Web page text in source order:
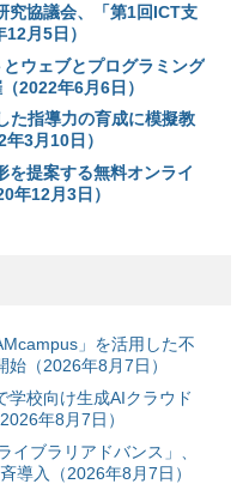
究協議会、「第1回ICT支
月5日）
ウェブとプログラミング
2022年6月6日）
た指導力の育成に模擬教
3月10日）
を提案する無料オンライ
年12月3日）
」を活用した不
（2026年8月7日）
学校向け生成AIクラウド
年8月7日）
イブラリアドバンス」、
導入（2026年8月7日）